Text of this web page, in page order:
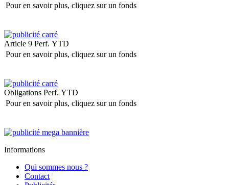
Pour en savoir plus, cliquez sur un fonds
Article 9 Perf. YTD
Pour en savoir plus, cliquez sur un fonds
Obligations Perf. YTD
Pour en savoir plus, cliquez sur un fonds
Informations
Qui sommes nous ?
Contact